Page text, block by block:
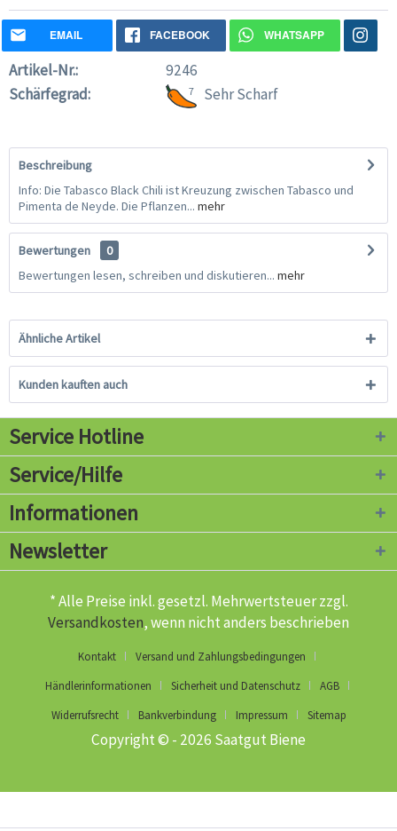
EMAIL FACEBOOK WHATSAPP
Artikel-Nr.:
9246
Schärfegrad:
7 Sehr Scharf
Beschreibung
Info: Die Tabasco Black Chili ist Kreuzung zwischen Tabasco und
Pimenta de Neyde. Die Pflanzen... mehr
Bewertungen
0
Bewertungen lesen, schreiben und diskutieren... mehr
Ähnliche Artikel
Kunden kauften auch
Service Hotline
Service/Hilfe
Informationen
Newsletter
* Alle Preise inkl. gesetzl. Mehrwertsteuer zzgl.
Versandkosten, wenn nicht anders beschrieben
Kontakt
Versand und Zahlungsbedingungen
Händlerinformationen
Sicherheit und Datenschutz
AGB
Widerrufsrecht
Bankverbindung Impressum Sitemap
Copyright © - 2026 Saatgut Biene